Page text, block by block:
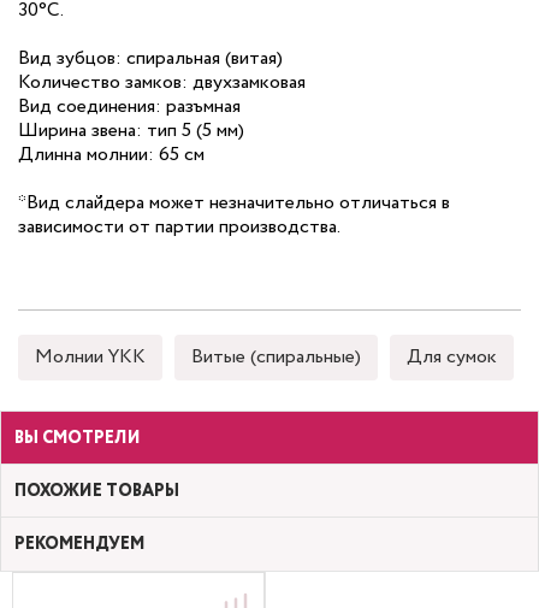
30°C.
Вид зубцов: спиральная (витая)
Количество замков: двухзамковая
Вид соединения: разъмная
Ширина звена: тип 5 (5 мм)
Длинна молнии: 65 см
*Вид слайдера может незначительно отличаться в
зависимости от партии производства.
Молнии YKK Витые (спиральные) Для сумок
ВЫ СМОТРЕЛИ
ПОХОЖИЕ ТОВАРЫ
РЕКОМЕНДУЕМ